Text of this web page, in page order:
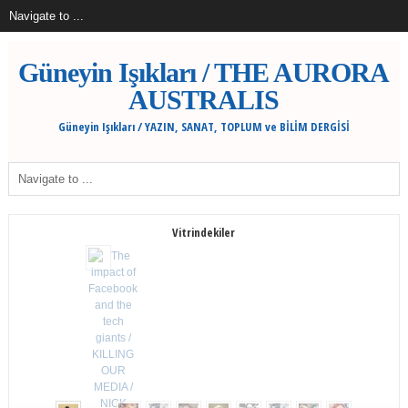
Güneyin Işıkları / THE AURORA
AUSTRALIS
Güneyin Işıkları / YAZIN, SANAT, TOPLUM ve BİLİM DERGİSİ
Vitrindekiler